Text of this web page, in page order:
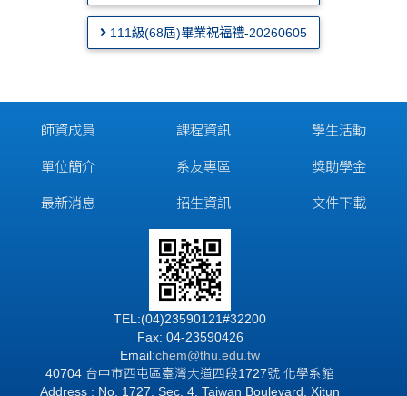
111級(68屆)畢業祝福禮-20260605
師資成員
單位簡介
最新消息
課程資訊
系友專區
招生資訊
學生活動
獎助學金
文件下載
TEL:(04)23590121#32200
Fax: 04-23590426
Email:chem@thu.edu.tw
40704 台中市西屯區臺灣大道四段1727號 化學系館
Address : No. 1727, Sec. 4, Taiwan Boulevard, Xitun